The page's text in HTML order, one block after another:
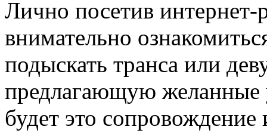
Лично посетив интернет-
внимательно
подыскать транса или
предлагающую желанные
будет это